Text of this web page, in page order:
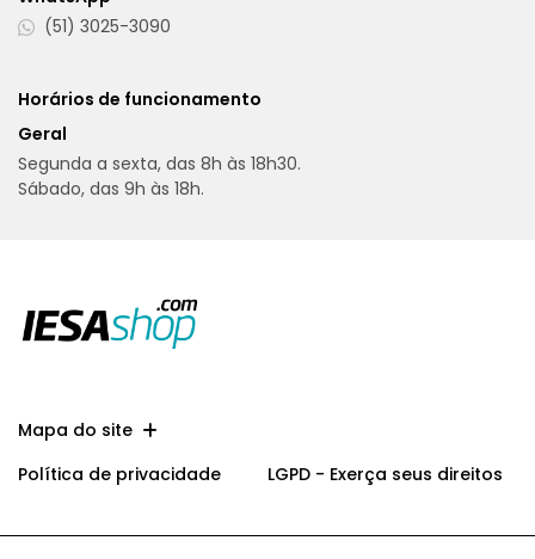
(51) 3025-3090
Horários de funcionamento
Geral
Segunda a sexta, das 8h às 18h30.
Sábado, das 9h às 18h.
Mapa do site
Política de privacidade
LGPD - Exerça seus direitos